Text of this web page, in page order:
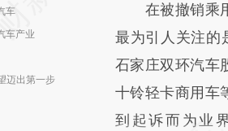
车
车产业
迈出第一步
在被撤销乘用
最为引人关注的
石家庄双环汽车
十铃轻卡商用车
到起诉而为业